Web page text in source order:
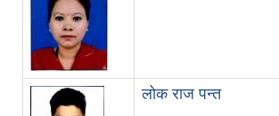
लोक राज पन्त